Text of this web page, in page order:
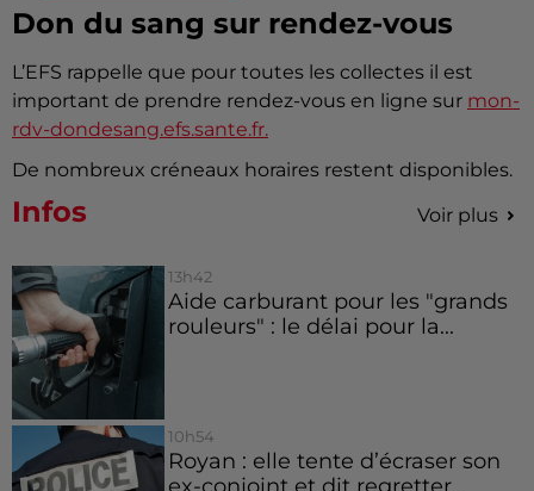
Don du sang sur rendez-vous
L’EFS rappelle que pour toutes les collectes il est
important de prendre rendez-vous en ligne sur mon-
rdv-dondesang.efs.sante.fr.
De nombreux créneaux horaires restent disponibles.
Infos Voir plus
13h42
Aide carburant pour les "grands
rouleurs" : le délai pour la...
10h54
Royan : elle tente d’écraser son
ex-conjoint et dit regretter...